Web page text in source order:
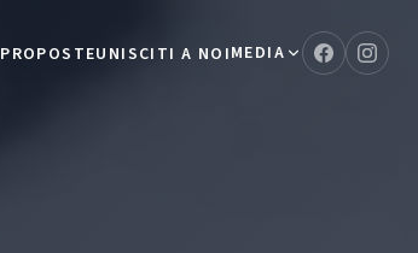
PROPOSTEUNISCITI A NOIMEDIA